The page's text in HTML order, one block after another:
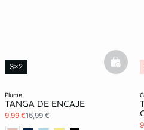
plume
TANGA DE ENCAJE
9,99 €16,99 €
3x2